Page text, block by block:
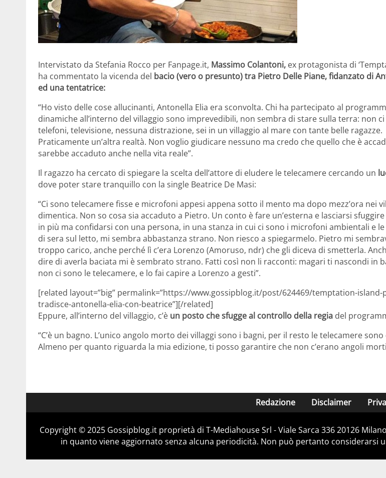
Intervistato da Stefania Rocco per Fanpage.it, Massimo Colantoni, ex protagonista di
ha commentato la vicenda del bacio (vero o presunto) tra Pietro Delle Piane, fidanzato di
ed una tentatrice:
“Ho visto delle cose allucinanti, Antonella Elia era sconvolta. Chi ha partecipato al
dinamiche all’interno del villaggio sono imprevedibili, non sembra di stare sulla terra: non
telefoni, televisione, nessuna distrazione, sei in un villaggio al mare con tante belle ragazze.
Praticamente un’altra realtà. Non voglio giudicare nessuno ma credo che quello che è
sarebbe accaduto anche nella vita reale”.
Il ragazzo ha cercato di spiegare la scelta dell’attore di eludere le telecamere cercando un
dove poter stare tranquillo con la single Beatrice De Masi:
“Ci sono telecamere fisse e microfoni appesi appena sotto il mento ma dopo mezz’ora nei
dimentica. Non so cosa sia accaduto a Pietro. Un conto è fare un’esterna e lasciarsi
in più ma confidarsi con una persona, in una stanza in cui ci sono i microfoni ambientali e
di sera sul letto, mi sembra abbastanza strano. Non riesco a spiegarmelo. Pietro mi
troppo carico, anche perché lì c’era Lorenzo (Amoruso, ndr) che gli diceva di smetterla.
dire di averla baciata mi è sembrato strano. Fatti così non li racconti: magari ti nascondi in
non ci sono le telecamere, e lo fai capire a Lorenzo a gesti”.
[related layout=”big” permalink=”https://www.gossipblog.it/post/624469/temptation-island-
tradisce-antonella-elia-con-beatrice”][/related]
Eppure, all’interno del villaggio, c’è un posto che sfugge al controllo della regia del
“C’è un bagno. L’unico angolo morto dei villaggi sono i bagni, per il resto le telecamere
Almeno per quanto riguarda la mia edizione, ti posso garantire che non c’erano angoli
Redazione Disclaimer
Copyright © 2025 Gossipblog.it proprietà di T-Mediahouse Srl - Viale Sarca 336 20126
in quanto viene aggiornato senza alcuna periodicità. Non può pertanto considerarsi